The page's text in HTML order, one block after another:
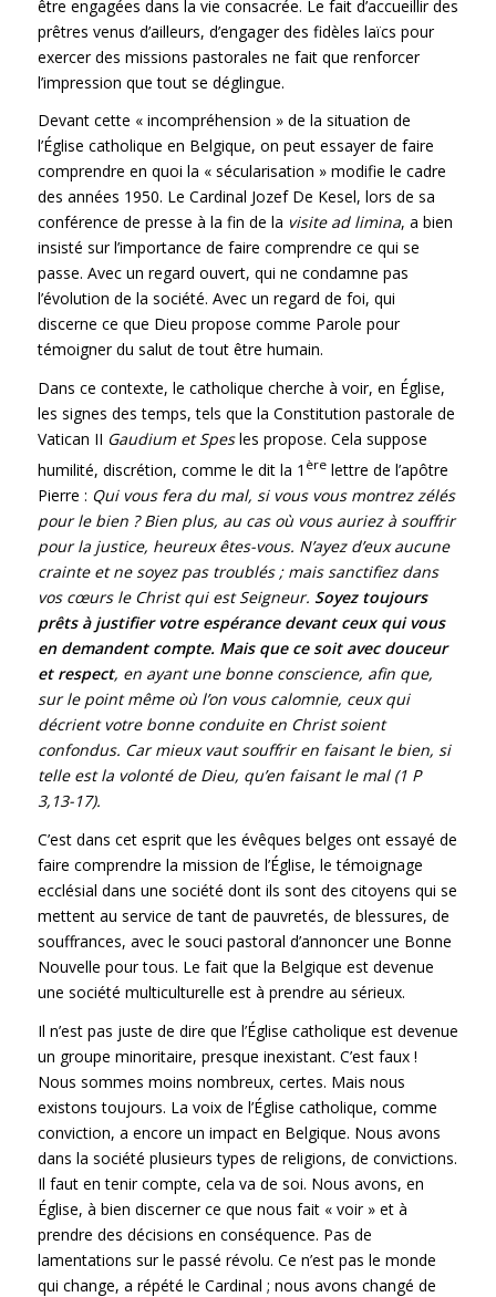
être engagées dans la vie consacrée. Le fait d’accueillir des
prêtres venus d’ailleurs, d’engager des fidèles laïcs pour
exercer des missions pastorales ne fait que renforcer
l’impression que tout se déglingue.
Devant cette « incompréhension » de la situation de
l’Église catholique en Belgique, on peut essayer de faire
comprendre en quoi la « sécularisation » modifie le cadre
des années 1950. Le Cardinal Jozef De Kesel, lors de sa
conférence de presse à la fin de la visite ad limina, a bien
insisté sur l’importance de faire comprendre ce qui se
passe. Avec un regard ouvert, qui ne condamne pas
l’évolution de la société. Avec un regard de foi, qui
discerne ce que Dieu propose comme Parole pour
témoigner du salut de tout être humain.
Dans ce contexte, le catholique cherche à voir, en Église,
les signes des temps, tels que la Constitution pastorale de
Vatican II Gaudium et Spesles propose. Cela suppose
humilité, discrétion, comme le dit la 1 èrelettre de l’apôtre
Pierre : Qui vous fera du mal, si vous vous montrez zélés
pour le bien ? Bien plus, au cas oùvous auriez àsouffrir
pour la justice, heureuxêtes-vous. N’ayez d’eux aucune
crainte et ne soyez pas troublés ; mais sanctifiez dans
vos cœurs le Christ qui est Seigneur. Soyez toujours
prêts à justifier votre espérance devant ceux qui vous
en demandent compte. Mais que ce soit avec douceur
et respect, en ayant une bonne conscience, afin que,
sur le point même où l’on vous calomnie, ceux qui
décrient votre bonne conduite en Christ soient
confondus. Car mieux vaut souffrir en faisant le bien, si
telle est la volonté de Dieu, qu’en faisant le mal (1 P
3,13-17).
C’est dans cet esprit que les évêques belges ont essayé de
faire comprendre la mission de l’Église, le témoignage
ecclésial dans une société dont ils sont des citoyens qui se
mettent au service de tant de pauvretés, de blessures, de
souffrances, avec le souci pastoral d’annoncer une Bonne
Nouvelle pour tous. Le fait que la Belgique est devenue
une société multiculturelle est à prendre au sérieux.
Il n’est pas juste de dire que l’Église catholique est devenue
un groupe minoritaire, presque inexistant. C’est faux !
Nous sommes moins nombreux, certes. Mais nous
existons toujours. La voix de l’Église catholique, comme
conviction, a encore un impact en Belgique. Nous avons
dans la société plusieurs types de religions, de convictions.
Il faut en tenir compte, cela va de soi. Nous avons, en
Église, à bien discerner ce que nous fait « voir » et à
prendre des décisions en conséquence. Pas de
lamentations sur le passé révolu. Ce n’est pas le monde
qui change, a répété le Cardinal ; nous avons changé de